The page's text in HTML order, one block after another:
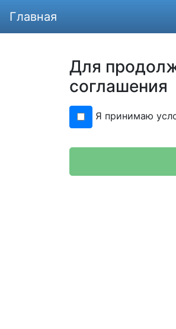
Главная
Для
соглашения
Я принимаю